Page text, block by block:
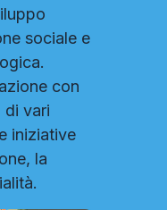
sociale e
con
di vari
iniziative
la